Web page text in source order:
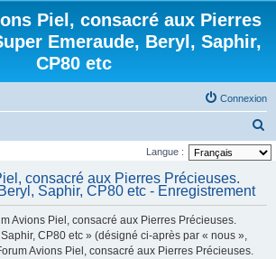
Piel, consacré aux Pierres
Emeraude, Beryl, Saphir,
CP80 etc
Connexion
e
Langue :
consacré aux Pierres Précieuses.
Saphir, CP80 etc - Enregistrement
Avions Piel, consacré aux Pierres Précieuses.
CP80 etc » (désigné ci-après par « nous »,
Avions Piel, consacré aux Pierres Précieuses.